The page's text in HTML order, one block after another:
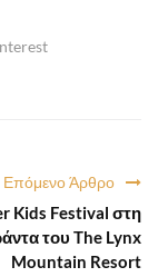
Επόμενο Άρθρο
Kids Festival στη
του The Lynx
Mountain Resort